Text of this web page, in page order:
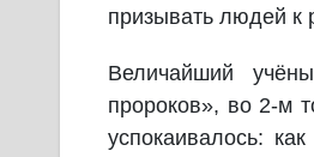
призывать людей к
Величайший
пророков», во 2-м
успокаивалось: